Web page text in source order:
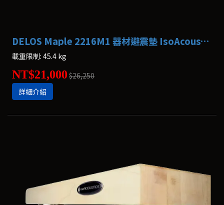
DELOS Maple 2216M1 器材避震墊 IsoAcoustics
載重限制: 45.4 kg
NT$21,000 $26,250
詳細介紹